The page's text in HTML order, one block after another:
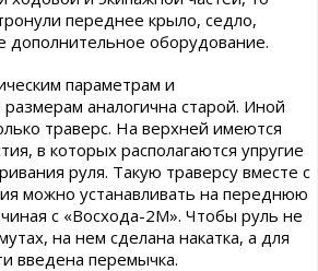
переднее крыло, седло,
дополнительное оборудование.
параметрам и
аналогична старой. Иной
траверс. На верхней имеются
в которых располагаются упругие
руля. Такую траверсу вместе с
можно устанавливать на переднюю
с «Восхода-2М». Чтобы руль не
на нем сделана накатка, а для
введена перемычка.